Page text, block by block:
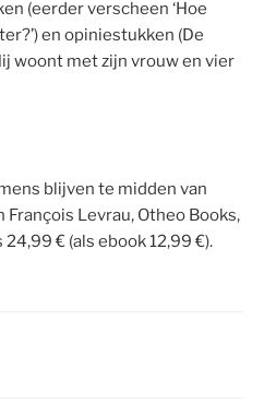
(eerder verscheen ‘Hoe
en opiniestukken (De
woont met zijn vrouw en vier
blijven te midden van
François Levrau, Otheo Books,
€ (als ebook 12,99 €).